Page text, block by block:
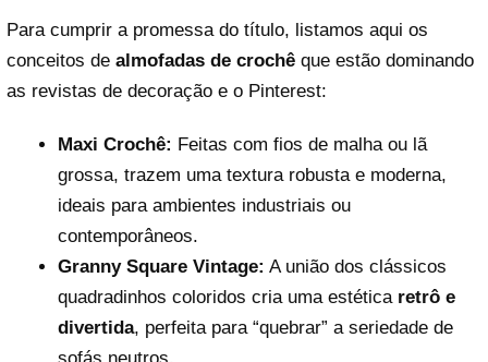
Para cumprir a promessa do título, listamos aqui os
conceitos de almofadas de crochê que estão dominando
as revistas de decoração e o Pinterest:
Maxi Crochê: Feitas com fios de malha ou lã
grossa, trazem uma textura robusta e moderna,
ideais para ambientes industriais ou
contemporâneos.
Granny Square Vintage: A união dos clássicos
quadradinhos coloridos cria uma estética retrô e
divertida, perfeita para “quebrar” a seriedade de